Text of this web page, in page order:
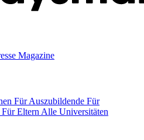
Magazine
Für Auszubildende Für
Für Eltern Alle Universitäten